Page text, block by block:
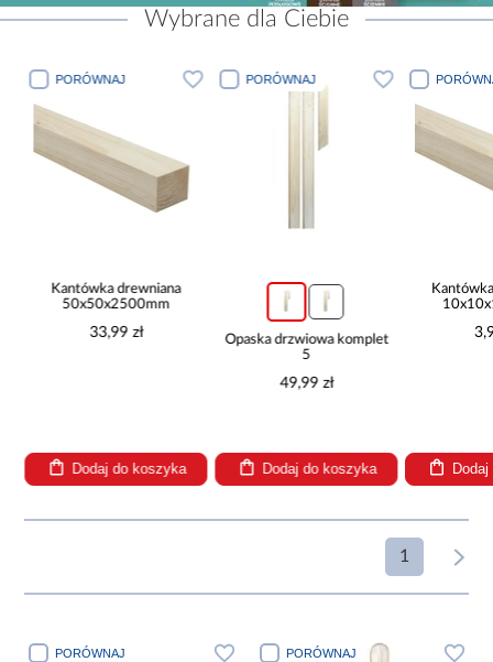
Wybrane dla Ciebie
PORÓWNAJ
Kantówka drewniana
50x50x2500mm
33,99 zł
Dodaj do koszyka
PORÓWNAJ
Opaska drzwiowa komplet
5
49,99 zł
Dodaj do koszyka
1
PORÓWNAJ PORÓWNAJ